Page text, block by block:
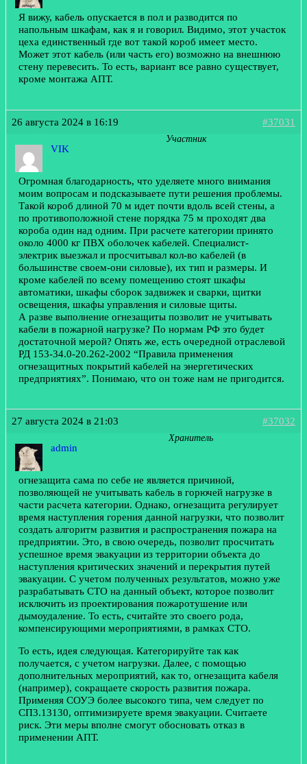
Я вижу, кабель опускается в пол и разводится по
напольным шкафам, как я и говорил. Видимо, этот участок
цеха единственный где вот такой короб имеет место.
Может этот кабель (или часть его) возможно на внешнюю
стену перевесить. То есть, вариант все равно существует,
кроме монтажа АПТ.
26 августа 2024 в 16:19 #37031
VIK
Участник
Огромная благодарность, что уделяете много внимания
моим вопросам и подсказываете пути решения проблемы.
Такой короб длиной 70 м идет почти вдоль всей стены, а
по противоположной стене порядка 75 м проходят два
короба один над одним. При расчете категории принято
около 4000 кг ПВХ оболочек кабелей. Специалист-
электрик выезжал и просчитывал кол-во кабелей (в
большинстве своем-они силовые), их тип и размеры. И
кроме кабелей по всему помещению стоят шкафы
автоматики, шкафы сборок задвижек и сварки, щитки
освещения, шкафы управления и силовые щиты.
А разве выполнение огнезащиты позволит не учитывать
кабели в пожарной нагрузке? По нормам РФ это будет
достаточной мерой? Опять же, есть очередной отраслевой
РД 153-34.0-20.262-2002 “Правила применения
огнезащитных покрытий кабелей на энергетических
предприятиях”. Понимаю, что он тоже нам не пригодится.
27 августа 2024 в 21:03 #37032
admin
Хранитель
огнезащита сама по себе не является причиной,
позволяющей не учитывать кабель в горючей нагрузке в
части расчета категории. Однако, огнезащита регулирует
время наступления горения данной нагрузки, что позволит
создать алгоритм развития и распространения пожара на
предприятии. Это, в свою очередь, позволит просчитать
успешное время эвакуации из территории объекта до
наступления критических значений и перекрытия путей
эвакуации. С учетом полученных результатов, можно уже
разрабатывать СТО на данный объект, которое позволит
исключить из проектирования пожаротушение или
дымоудаление. То есть, считайте это своего рода,
компенсирующими мероприятиями, в рамках СТО.
То есть, идея следующая. Категорируйте так как
получается, с учетом нагрузки. Далее, с помощью
дополнительных мероприятий, как то, огнезащита кабеля
(например), сокращаете скорость развития пожара.
Применяя СОУЭ более высокого типа, чем следует по
СП3.13130, оптимизируете время эвакуации. Считаете
риск. Эти меры вполне смогут обосновать отказ в
применении АПТ.